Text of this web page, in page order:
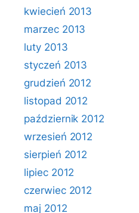
kwiecień 2013
marzec 2013
luty 2013
styczeń 2013
grudzień 2012
listopad 2012
październik 2012
wrzesień 2012
sierpień 2012
lipiec 2012
czerwiec 2012
maj 2012